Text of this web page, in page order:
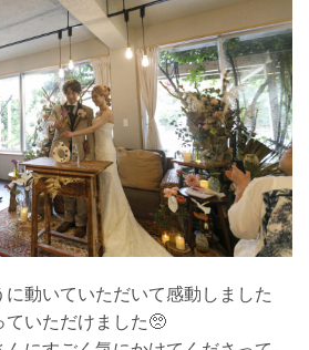
動いていただいて感動しました
ていただけました🥺